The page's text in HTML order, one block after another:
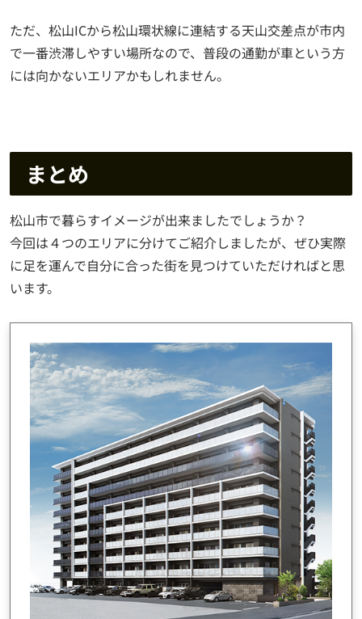
ただ、松山ICから松山環状線に連結する天山交差点が市内
で一番渋滞しやすい場所なので、普段の通勤が車という方
には向かないエリアかもしれません。
まとめ
松山市で暮らすイメージが出来ましたでしょうか？
今回は４つのエリアに分けてご紹介しましたが、ぜひ実際
に足を運んで自分に合った街を見つけていただければと思
います。